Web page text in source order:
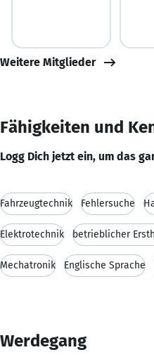
Weitere Mitglieder
Fähigkeiten und
Logg Dich jetzt ein, um das
Fahrzeugtechnik Fehlersuche
Elektrotechnik betrieblicher
Mechatronik Englische Sprache
Werdegang